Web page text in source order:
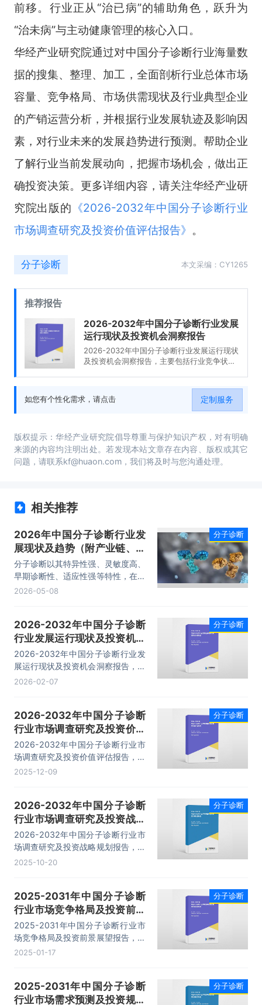
前移。行业正从“治已病”的辅助角色，跃升为
“治未病”与主动健康管理的核心入口。
华经产业研究院通过对中国分子诊断行业海量数
据的搜集、整理、加工，全面剖析行业总体市场
容量、竞争格局、市场供需现状及行业典型企业
的产销运营分析，并根据行业发展轨迹及影响因
素，对行业未来的发展趋势进行预测。帮助企业
了解行业当前发展动向，把握市场机会，做出正
确投资决策。更多详细内容，请关注华经产业研
究院出版的 《2026-2032年中国分子诊断行业
市场调查研究及投资价值评估报告》 。
分子诊断 本文采编：CY1265
推荐报告
2026-2032年中国分子诊断行业发展
运行现状及投资机会洞察报告
2026-2032年中国分子诊断行业发展运行现状
及投资机会洞察报告，主要包括行业竞争状况
如您有个性化需求，请点击 定制服务
版权提示：华经产业研究院倡导尊重与保护知识产权，对有明确
来源的内容均注明出处。若发现本站文章存在内容、版权或其它
问题，请联系kf@huaon.com，我们将及时与您沟通处理。
相关推荐
2026年中国分子诊断行业发
展现状及趋势（附产业链、应
用结构、市场规模及竞争格
局）「图」
分子诊断以其特异性强、灵敏度高、
早期诊断性、适应性强等特性，在精
准医学领域发挥重要作用。中国分子
增长和高度发展的态势。2024年中
国分子诊断行业市场规模约为277亿
元。
2026-05-08
分子诊断
2026-2032年中国分子诊断
行业发展运行现状及投资机会
洞察报告
2026-2032年中国分子诊断行业发
展运行现状及投资机会洞察报告，主
要包括行业竞争状况及市场格局解
布局策略建议等内容。
2026-02-07
分子诊断
2026-2032年中国分子诊断
行业市场调查研究及投资价值
评估报告
2026-2032年中国分子诊断行业市
场调查研究及投资价值评估报告，主
要包括行业发展状况分析、发展状况
2025-12-09
分子诊断
2026-2032年中国分子诊断
行业市场调查研究及投资战略
规划报告
2026-2032年中国分子诊断行业市
场调查研究及投资战略规划报告，主
要包括行业进出口数据分析、生产厂
内容。
2025-10-20
分子诊断
2025-2031年中国分子诊断
行业市场竞争格局及投资前景
展望报告
2025-2031年中国分子诊断行业市
场竞争格局及投资前景展望报告，主
要包括行业竞争状况及市场格局解
布局策略建议等内容。
2025-01-17
分子诊断
2025-2031年中国分子诊断
行业市场需求预测及投资规划
分子诊断